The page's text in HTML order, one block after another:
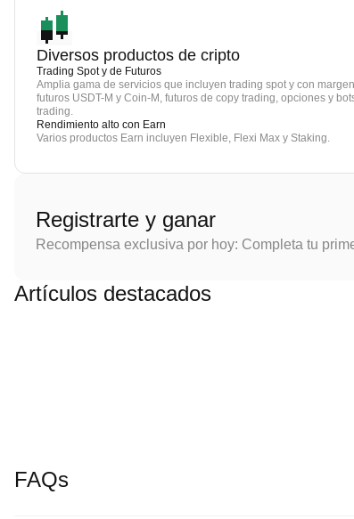
Diversos productos de cripto
Trading Spot y de Futuros
Amplia gama de servicios que incluyen trading spot y con
futuros USDT-M y Coin-M, futuros de copy trading, opciones y
trading.
Rendimiento alto con Earn
Varios productos Earn incluyen Flexible, Flexi Max y Staking.
Registrarte y ganar
Recompensa exclusiva por hoy: Completa tu
Artículos destacados
FAQs